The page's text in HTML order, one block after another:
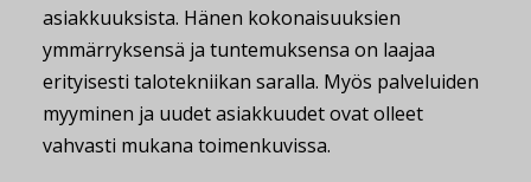
asiakkuuksista. Hänen kokonaisuuksien
ymmärryksensä ja tuntemuksensa on laajaa
erityisesti talotekniikan saralla. Myös palveluiden
myyminen ja uudet asiakkuudet ovat olleet
vahvasti mukana toimenkuvissa.